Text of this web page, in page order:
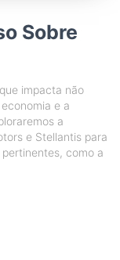
Sobre
impacta não
e a
a
e Stellantis para
como a